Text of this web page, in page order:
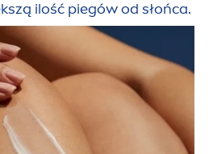
ilość piegów od słońca.